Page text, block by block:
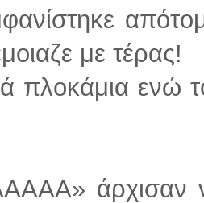
με τέρας!
πλοκάμια ενώ
άρχισαν